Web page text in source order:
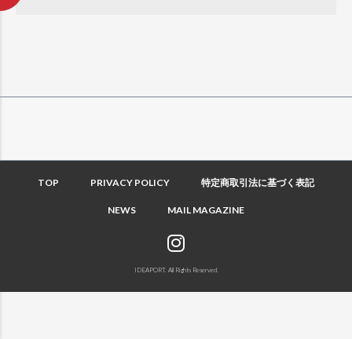
TOP PRIVACY POLICY 特定商取引法に基づく表記
NEWS MAIL MAGAZINE
IDEAPORT. All Rights Reserved.